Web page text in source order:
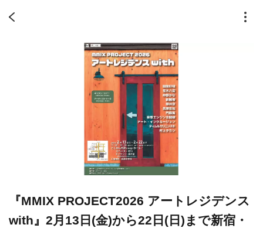
『MMIX PROJECT2026 アートレジデンス
with』2月13日(金)から22日(日)まで新宿・